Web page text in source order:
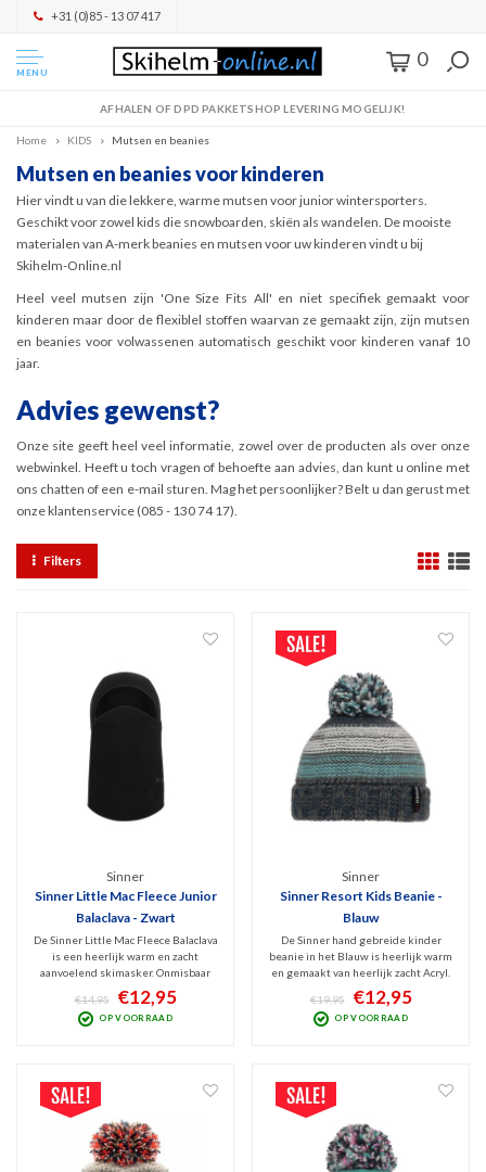
+31 (0)85 - 13 07 417
MENU
0
AFHALEN OF DPD PAKKETSHOP LEVERING MOGELIJK!
Home KIDS Mutsen en beanies
Mutsen en beanies voor kinderen
Hier vindt u van die lekkere, warme mutsen voor junior wintersporters.
Geschikt voor zowel kids die snowboarden, skiën als wandelen. De mooiste
materialen van A-merk beanies en mutsen voor uw kinderen vindt u bij
Skihelm-Online.nl
Heel veel mutsen zijn 'One Size Fits All' en niet specifiek gemaakt voor
kinderen maar door de flexiblel stoffen waarvan ze gemaakt zijn, zijn mutsen
en beanies voor volwassenen automatisch geschikt voor kinderen vanaf 10
jaar.
Advies gewenst?
Onze site geeft heel veel informatie, zowel over de producten als over onze
webwinkel. Heeft u toch vragen of behoefte aan advies, dan kunt u online met
ons chatten of een e-mail sturen. Mag het persoonlijker? Belt u dan gerust met
onze klantenservice (085 - 130 74 17).
Filters
Sinner
Sinner Little Mac Fleece Junior
Balaclava - Zwart
De Sinner Little Mac Fleece Balaclava
is een heerlijk warm en zacht
aanvoelend skimasker. Onmisbaar
als je niet van kou houdt. Deze
bivakmuts is gemaakt van 100%
Acryl en wind en kou bestendig.
€14,95 €12,95
OP VOORRAAD
Sinner
Sinner Resort Kids Beanie -
Blauw
De Sinner hand gebreide kinder
beanie in het Blauw is heerlijk warm
en gemaakt van heerlijk zacht Acryl.
De binnenkant van deze beanie is v.v.
een warme fleece voering. PU Sinner
logo.
€19,95 €12,95
OP VOORRAAD